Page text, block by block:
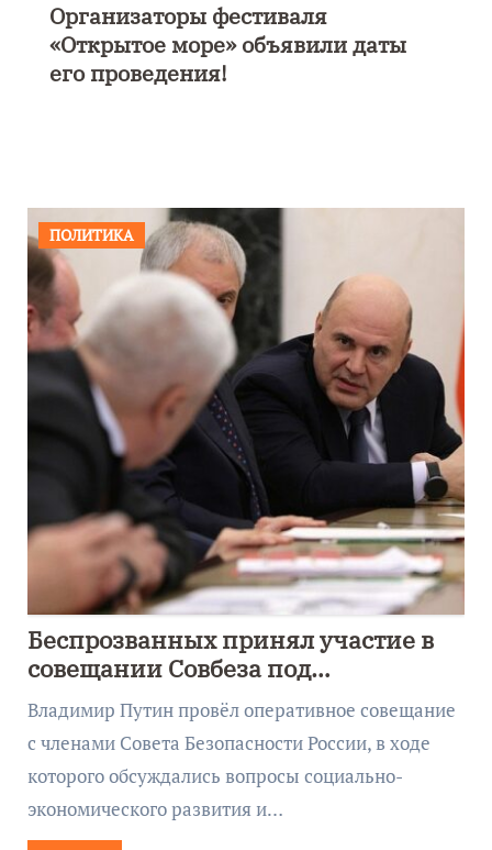
В Калининграде пройдет
фестиваль искусств «Зимние
каникулы на Балтике»
ПОЛИТИКА
Беспрозванных принял участие в
совещании Совбеза под
руководством Путина
Владимир Путин провёл оперативное совещание
с членами Совета Безопасности России, в ходе
которого обсуждались вопросы социально-
экономического развития и…